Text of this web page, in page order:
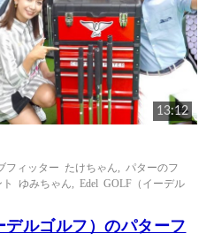
13:12
フィッター たけちゃん
パターのフ
ゆみちゃん
Edel GOLF（イーデル
デルゴルフ）のパターフ